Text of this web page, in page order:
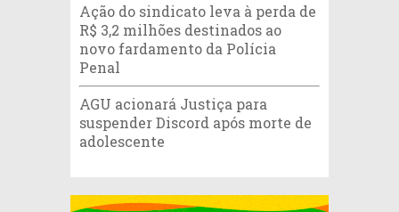
Ação do sindicato leva à perda de
R$ 3,2 milhões destinados ao
novo fardamento da Polícia
Penal
AGU acionará Justiça para
suspender Discord após morte de
adolescente